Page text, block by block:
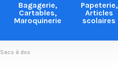
Bagagerie,
Cartables,
Maroquinerie
Papeterie,
Articles
scolaires
Sacs à dos